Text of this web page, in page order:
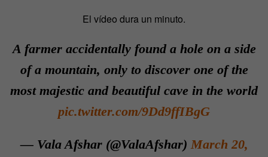
El vídeo dura un minuto.
A farmer accidentally found a hole on a side
of a mountain, only to discover one of the
most majestic and beautiful cave in the world
pic.twitter.com/9Dd9ffIBgG
— Vala Afshar (@ValaAfshar) March 20,